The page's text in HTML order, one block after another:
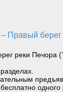
реки Печора